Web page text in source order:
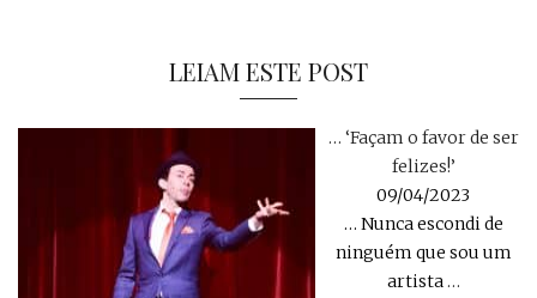
LEIAM ESTE POST
… ‘Façam o favor de ser
felizes!’
09/04/2023
… Nunca escondi de
ninguém que sou um
artista …